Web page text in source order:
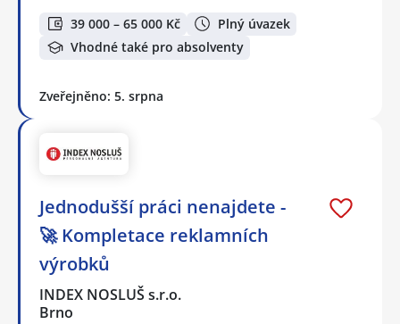
39 000 – 65 000 Kč
Plný úvazek
Vhodné také pro absolventy
Zveřejněno: 5. srpna
Jednodušší práci nenajdete -
🚀 Kompletace reklamních
výrobků
INDEX NOSLUŠ s.r.o.
Brno